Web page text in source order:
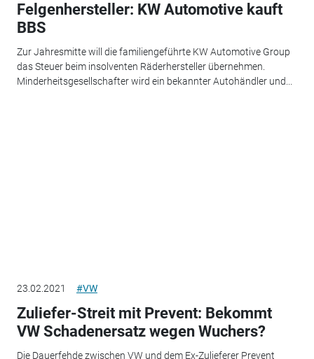
Felgenhersteller: KW Automotive kauft
BBS
Zur Jahresmitte will die familiengeführte KW Automotive Group
das Steuer beim insolventen Räderhersteller übernehmen.
Minderheitsgesellschafter wird ein bekannter Autohändler und...
23.02.2021 #VW
Zuliefer-Streit mit Prevent: Bekommt
VW Schadenersatz wegen Wuchers?
Die Dauerfehde zwischen VW und dem Ex-Zulieferer Prevent